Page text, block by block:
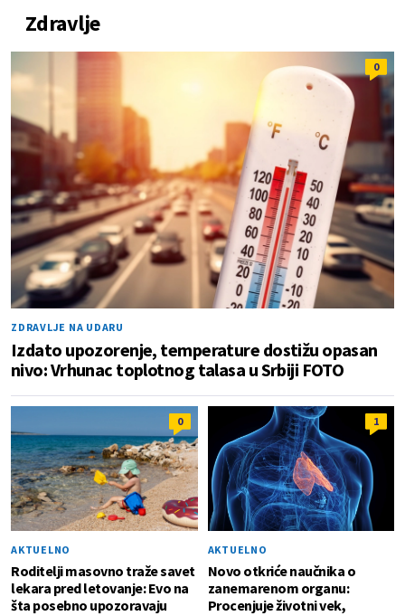
Zdravlje
0
ZDRAVLJE NA UDARU
Izdato upozorenje, temperature dostižu opasan
nivo: Vrhunac toplotnog talasa u Srbiji FOTO
0
AKTUELNO
Roditelji masovno traže savet
lekara pred letovanje: Evo na
šta posebno upozoravaju
1
AKTUELNO
Novo otkriće naučnika o
zanemarenom organu:
Procenjuje životni vek,